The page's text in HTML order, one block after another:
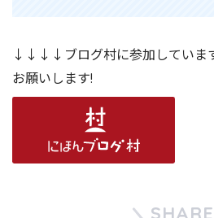
↓↓↓↓ブログ村に参加していま
お願いします!
SHARE